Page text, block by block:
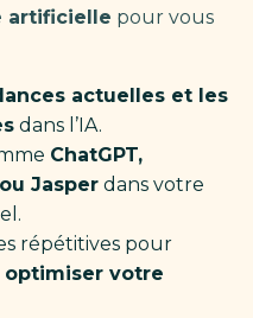
artificielle pour vous
actuelles et les
dans l’IA.
ChatGPT,
Jasper dans votre
répétitives pour
votre